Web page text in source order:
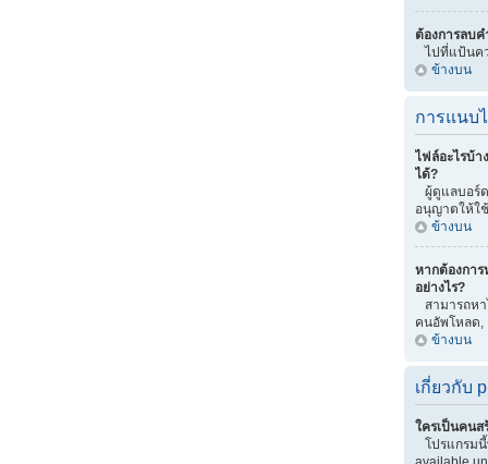
ต้องการลบค
ไปที่แป้นค
ข้างบน
การแนบ
ไฟล์อะไรบ้
ได้?
ผู้ดูแลบอร์
อนุญาตให้ใ
ข้างบน
หากต้องการ
อย่างไร?
สามารถห
คนอัพโหลด,
ข้างบน
เกี่ยวกับ
ใครเป็นคนส
โปรแกรม